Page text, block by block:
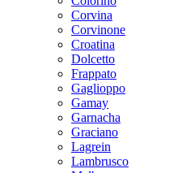
Corvina
Corvinone
Croatina
Dolcetto
Frappato
Gaglioppo
Gamay
Garnacha
Graciano
Lagrein
Lambrusco